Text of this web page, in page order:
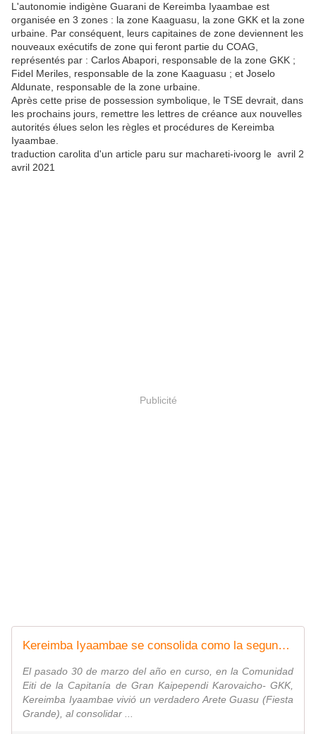
L'autonomie indigène Guarani de Kereimba Iyaambae est
organisée en 3 zones : la zone Kaaguasu, la zone GKK et la zone
urbaine. Par conséquent, leurs capitaines de zone deviennent les
nouveaux exécutifs de zone qui feront partie du COAG,
représentés par : Carlos Abapori, responsable de la zone GKK ;
Fidel Meriles, responsable de la zone Kaaguasu ; et Joselo
Aldunate, responsable de la zone urbaine.
Après cette prise de possession symbolique, le TSE devrait, dans
les prochains jours, remettre les lettres de créance aux nouvelles
autorités élues selon les règles et procédures de Kereimba
Iyaambae.
traduction carolita d'un article paru sur machareti-ivoorg le avril 2
avril 2021
Publicité
Kereimba Iyaambae se consolida como la segunda Autonomía Indígena de la nación Guaraní
El pasado 30 de marzo del año en curso, en la Comunidad
Eiti de la Capitanía de Gran Kaipependi Karovaicho- GKK,
Kereimba Iyaambae vivió un verdadero Arete Guasu (Fiesta
Grande), al consolidar ...